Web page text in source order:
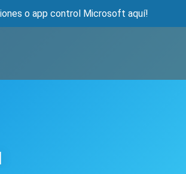
o app control Microsoft aquí!